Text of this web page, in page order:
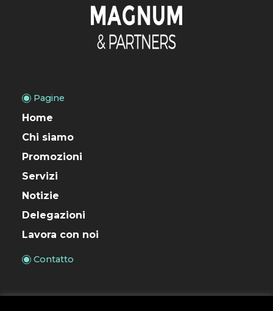
Pagine
Home
Chi siamo
Promozioni
Servizi
Notizie
Delegazioni
Lavora con noi
Contatto